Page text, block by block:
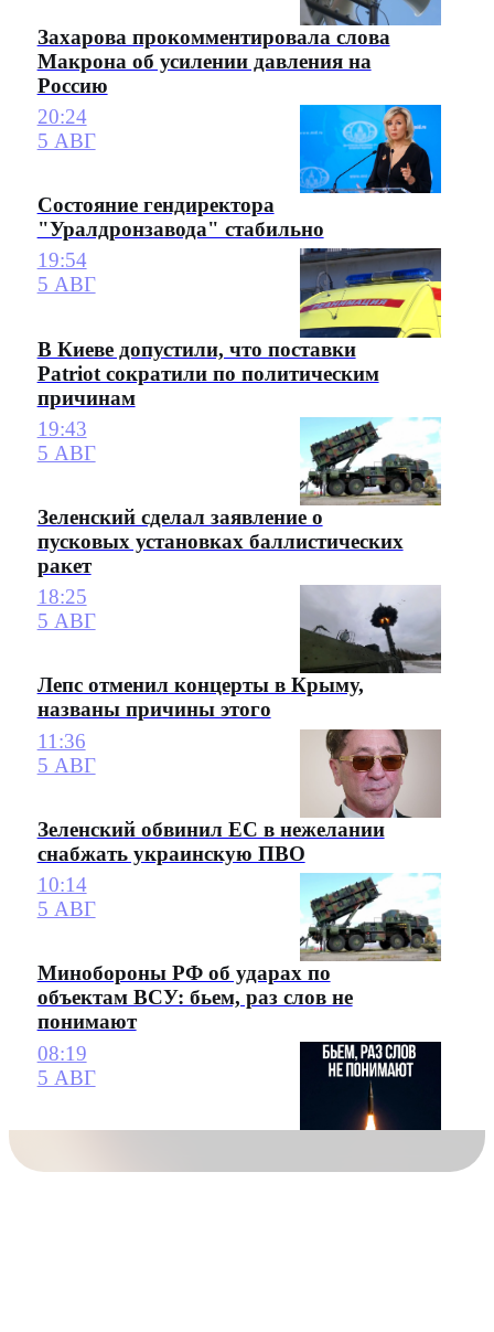
Захарова прокомментировала слова
Макрона об усилении давления на
Россию
20:24
5 АВГ
Состояние гендиректора
"Уралдронзавода" стабильно
19:54
5 АВГ
В Киеве допустили, что поставки
Patriot сократили по политическим
причинам
19:43
5 АВГ
Зеленский сделал заявление о
пусковых установках баллистических
ракет
18:25
5 АВГ
Лепс отменил концерты в Крыму,
названы причины этого
11:36
5 АВГ
Зеленский обвинил ЕС в нежелании
снабжать украинскую ПВО
10:14
5 АВГ
Минобороны РФ об ударах по
объектам ВСУ: бьем, раз слов не
понимают
08:19
5 АВГ